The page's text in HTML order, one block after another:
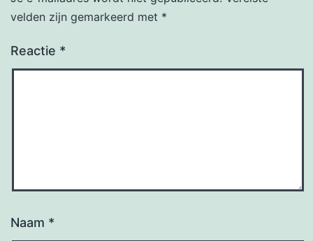
velden zijn gemarkeerd met *
Reactie *
Naam *